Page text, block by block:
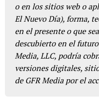
o en los sitios web o
El Nuevo Día), forma,
en el presente o que
descubierto en el
Media, LLC, podría
versiones digitales,
de GFR Media por el